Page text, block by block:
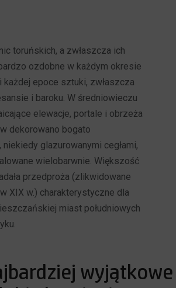
toruńskich, a zwłaszcza ich
ozdobne w każdym okresie
każdej epoce sztuki, zwłaszcza
i baroku. W średniowieczu
elewacje, portale i obrzeża
dekorowano bogato
glazurowanymi cegłami,
wielobarwnie. Większość
przedproża (zlikwidowane
XIX w.) charakterystyczne dla
miast południowych
wyjątkowe